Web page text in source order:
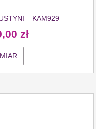
– KAM929
zł